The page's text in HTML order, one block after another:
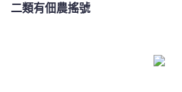
二類有佃農搖號